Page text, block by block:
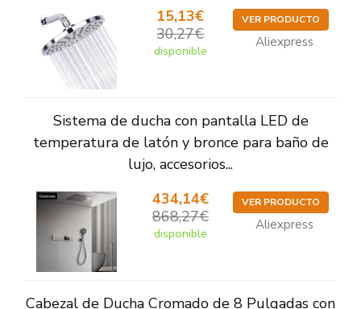
15,13€
30,27€
disponible
VER PRODUCTO
Aliexpress
Sistema de ducha con pantalla LED de
temperatura de latón y bronce para baño de
lujo, accesorios...
434,14€
868,27€
disponible
VER PRODUCTO
Aliexpress
Cabezal de Ducha Cromado de 8 Pulgadas con